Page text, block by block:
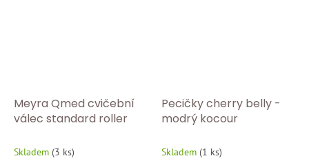
Meyra Qmed cvičební
válec standard roller
Skladem (3 ks)
Pecičky cherry belly -
modrý kocour
Skladem (1 ks)